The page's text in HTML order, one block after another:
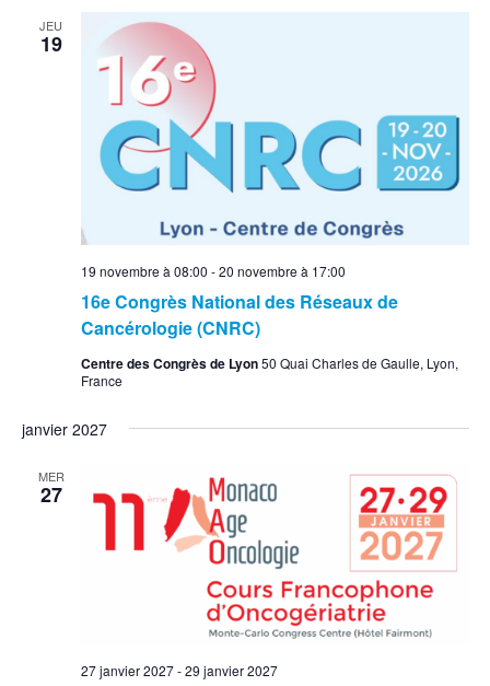
JEU
19
16e Congrès National des Réseaux de
Cancérologie (CNRC)
19 novembre à 08:00 -20 novembre à 17:00
Centre des Congrès de Lyon50 Quai Charles de Gaulle, Lyon,
France
janvier 2027
MER
27
27 janvier 2027-29 janvier 2027